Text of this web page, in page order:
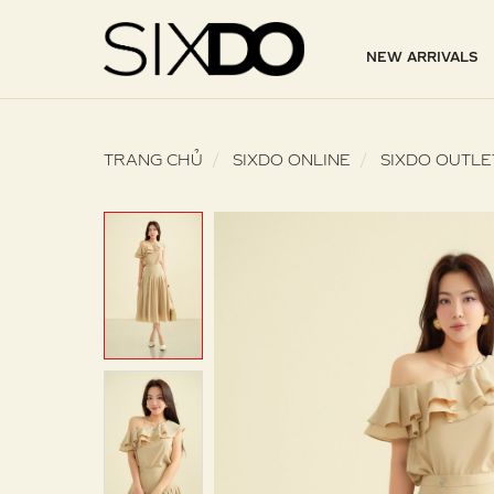
NEW ARRIVALS
TRANG CHỦ SIXDO ONLINE SIXDO